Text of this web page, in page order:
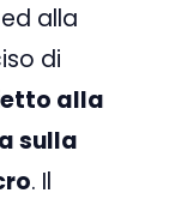
alla
di
alla
sulla
. Il